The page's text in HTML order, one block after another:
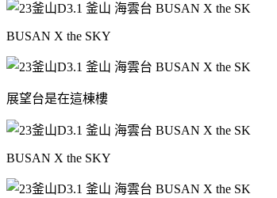
BUSAN X the SKY
展望台是在這棟樓
BUSAN X the SKY